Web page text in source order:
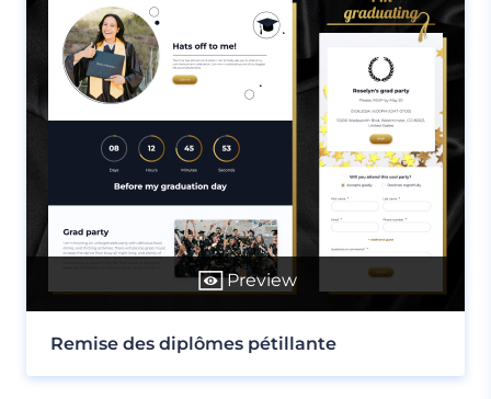
Preview
Remise des diplômes pétillante